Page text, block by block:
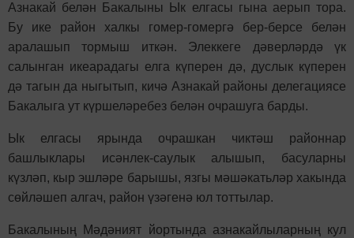
Азнакай белән Бакалыны Ык елгасы гына аерып тора.
Бу ике район халкы гомер-гомергә бер-берсе белән
аралашып тормыш иткән. Элеккеге дәверләрдә үк
салынган икеарадагы елга күперен дә, дуслык күперен
дә тагын да ныгытып, кичә Азнакай районы делегациясе
Бакалыга ут күршеләребез белән очрашуга барды.
Ык елгасы ярында очрашкан чиктәш районнар
башлыклары исәнлек-саулык алышып, басуларны
күзләп, кыр эшләре барышы, язгы мәшәкатьләр хакында
сөйләшеп алгач, район үзәгенә юл тоттылар.
Бакалының Мәдәният йортында азнакайлыларның кул